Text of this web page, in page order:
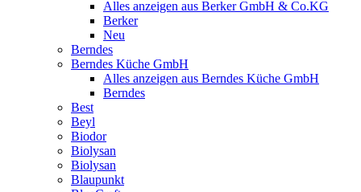
Alles anzeigen aus Berker GmbH & Co.KG
Berker
Neu
Berndes
Berndes Küche GmbH
Alles anzeigen aus Berndes Küche GmbH
Berndes
Best
Beyl
Biodor
Biolysan
Biolysan
Blaupunkt